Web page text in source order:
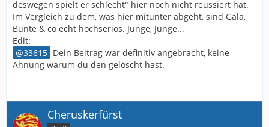
deswegen spielt er schlecht" hier noch nicht reüssiert hat.
Im Vergleich zu dem, was hier mitunter abgeht, sind Gala,
Bunte & co echt hochseriös. Junge, Junge...
Edit:
33615 Dein Beitrag war definitiv angebracht, keine
Ahnung warum du den gelöscht hast.
Cheruskerfürst